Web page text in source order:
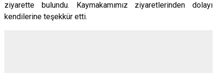
ziyarette bulundu. Kaymakamımız ziyaretlerinden dolayı
kendilerine teşekkür etti.